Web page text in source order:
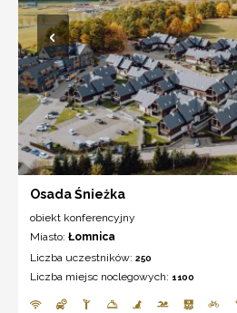
Osada Śnieżka
obiekt konferencyjny
Miasto: Łomnica
Liczba uczestników: 250
Liczba miejsc noclegowych: 1100